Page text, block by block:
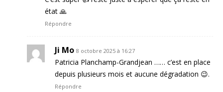
état 🙏
Répondre
Ji Mo 8 octobre 2025 à 16:27
Patricia Planchamp-Grandjean …… c’est en place
depuis plusieurs mois et aucune dégradation 😉.
Répondre